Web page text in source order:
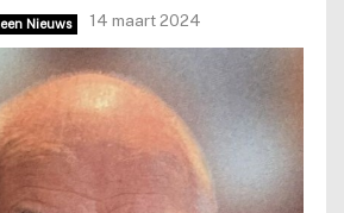
Nieuws 14 maart 2024